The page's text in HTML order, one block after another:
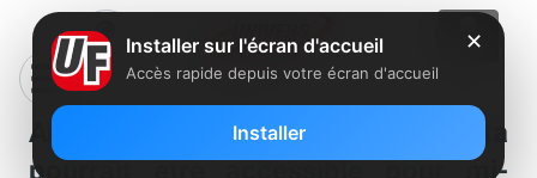
Android P : sa première version bêta
pourrait être accessible pour mi-
✕
Installer sur l'écran d'accueil
Accès rapide depuis votre écran d'accueil
Installer